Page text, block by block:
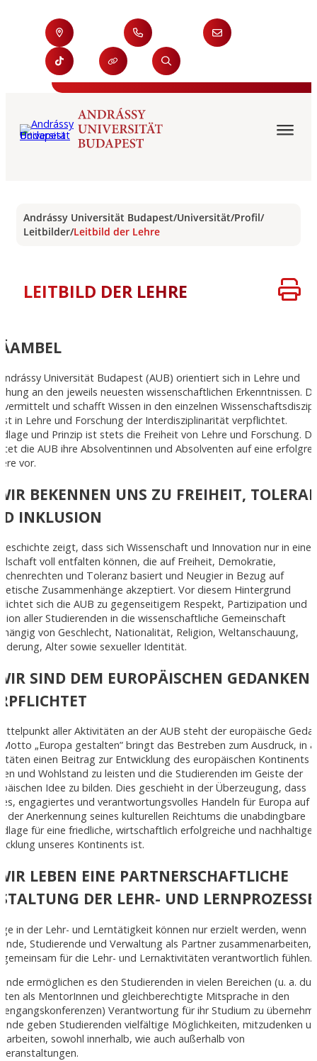
Andrássy Universität Budapest/Universität/Profil/
Leitbilder/Leitbild der Lehre
LEITBILD DER LEHRE
Universität Budapest (AUB) orientiert sich in Lehre und
an den jeweils neuesten wissenschaftlichen Erkenntnissen.
vermittelt und schafft Wissen in den einzelnen
in Lehre und Forschung der Interdisziplinarität verpflichtet.
und Prinzip ist stets die Freiheit von Lehre und Forschung.
die AUB ihre Absolventinnen und Absolventen auf eine
vor.
BEKENNEN UNS ZU FREIHEIT,
INKLUSION
zeigt, dass sich Wissenschaft und Innovation nur in einer
voll entfalten können, die auf Freiheit, Demokratie,
und Toleranz basiert und Neugier in Bezug auf
Zusammenhänge akzeptiert. Vor diesem Hintergrund
sich die AUB zu gegenseitigem Respekt, Partizipation und
aller Studierenden in die wissenschaftliche Gemeinschaft
von Geschlecht, Nationalität, Religion, Weltanschauung,
Alter sowie sexueller Identität.
SIND DEM EUROPÄISCHEN GEDANKEN
aller Aktivitäten an der AUB steht der europäische
„Europa gestalten” bringt das Bestreben zum Ausdruck, in
einen Beitrag zur Entwicklung des europäischen Kontinents
und Wohlstand zu leisten und die Studierenden im Geiste der
Idee zu bilden. Dies geschieht in der Überzeugung, dass
engagiertes und verantwortungsvolles Handeln für Europa auf
der Anerkennung seines kulturellen Reichtums die unabdingbare
für eine friedliche, wirtschaftlich erfolgreiche und nachhaltige
unseres Kontinents ist.
LEBEN EINE PARTNERSCHAFTLICHE
DER LEHR- UND LERNPROZESSE
in der Lehr- und Lerntätigkeit können nur erzielt werden, wenn
Studierende und Verwaltung als Partner zusammenarbeiten,
gemeinsam für die Lehr- und Lernaktivitäten verantwortlich fühlen.
ermöglichen es den Studierenden in vielen Bereichen (u. a.
als MentorInnen und gleichberechtigte Mitsprache in den
Verantwortung für ihr Studium zu
geben Studierenden vielfältige Möglichkeiten, mitzudenken
sowohl innerhalb, wie auch außerhalb von